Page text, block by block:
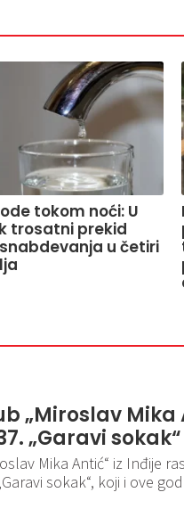
tokom noći: U
trosatni prekid
u četiri
„Miroslav Mika
„Garavi sokak“
Mika Antić“ iz Inđije
sokak“, koji i ove